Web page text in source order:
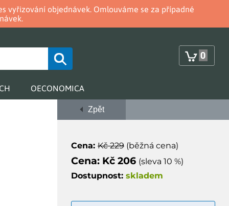
vyřizování objednávek. Omlouváme se za případné
0
OECONOMICA
Zpět
Cena:Kč 229(běžná cena)
Cena: Kč 206 (sleva 10 %)
Dostupnost: skladem